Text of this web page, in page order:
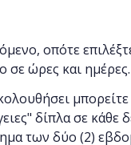
οπότε
σε ώρες και ημέρες.
δίπλα σε κάθε
των δύο (2)